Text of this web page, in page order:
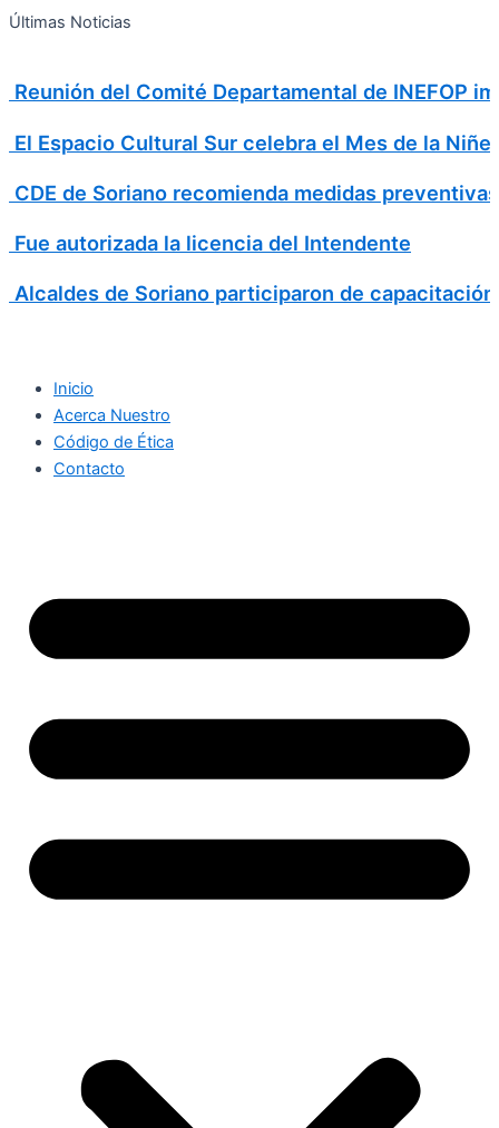
Ir
Últimas Noticias
Reunión del Comité Departamental de INEFOP
El Espacio Cultural Sur celebra el Mes de la
CDE de Soriano recomienda medidas
Fue autorizada la licencia del Intendente
Alcaldes de Soriano participaron de
Inicio
Acerca Nuestro
Código de Ética
Contacto
Search